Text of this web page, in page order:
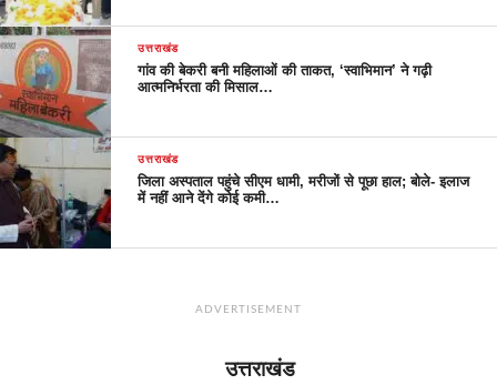
उत्तराखंड
गांव की बेकरी बनी महिलाओं की ताकत, ‘स्वाभिमान’ ने गढ़ी
आत्मनिर्भरता की मिसाल…
उत्तराखंड
जिला अस्पताल पहुंचे सीएम धामी, मरीजों से पूछा हाल; बोले- इलाज
में नहीं आने देंगे कोई कमी…
ADVERTISEMENT
उत्तराखंड